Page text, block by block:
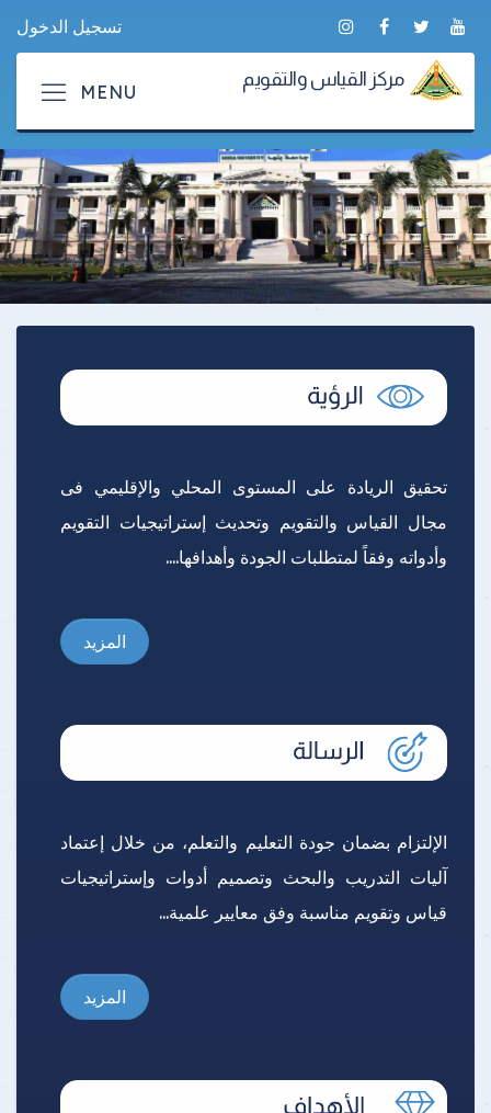
تسجيل الدخول
مركز القياس والتقويم
تحقيق الريادة على المستوى المحلي والإقليمي فى
مجال القياس والتقويم وتحديث إستراتيجيات التقويم
وأدواته وفقاً لمتطلبات الجودة وأهدافها....
المزيد
الإلتزام بضمان جودة التعليم والتعلم، من خلال إعتماد
آليات التدريب والبحث وتصميم أدوات وإستراتيجيات
قياس وتقويم مناسبة وفق معايير علمية...
المزيد